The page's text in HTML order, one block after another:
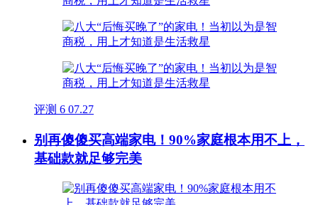
评测 6 07.27
别再傻傻买高端家电！90%家庭根本用不上，
基础款就足够完美